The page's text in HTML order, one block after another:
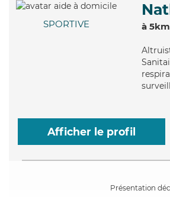
SPORTIVE à
Afficher le profil
Présentation